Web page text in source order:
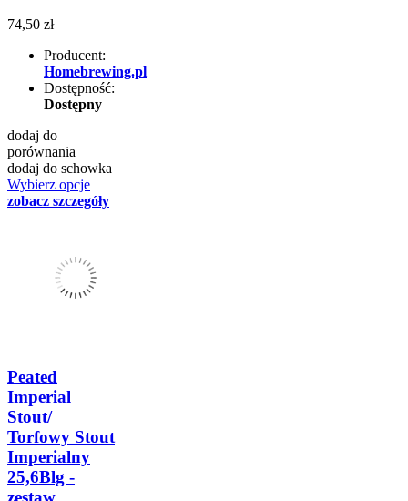
74,50 zł
Producent:
Homebrewing.pl
Dostępność:
Dostępny
dodaj do
porównania
dodaj do schowka
Wybierz opcje
zobacz szczegóły
Peated
Imperial
Stout/
Torfowy Stout
Imperialny
25,6Blg -
zestaw